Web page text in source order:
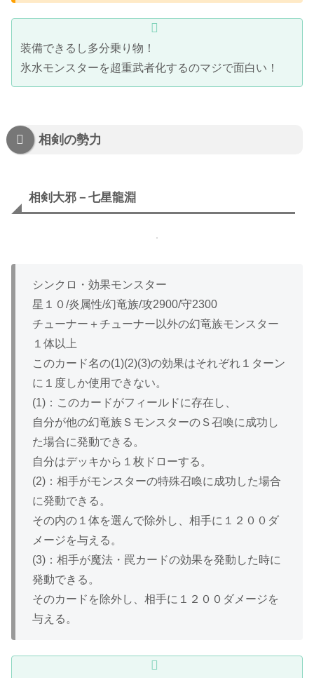
装備できるし多分乗り物！
氷水モンスターを超重武者化するのマジで面白い！
相剣の勢力
相剣大邪－七星龍淵
シンクロ・効果モンスター
星１０/炎属性/幻竜族/攻2900/守2300
チューナー＋チューナー以外の幻竜族モンスター
１体以上
このカード名の(1)(2)(3)の効果はそれぞれ１ターン
に１度しか使用できない。
(1)：このカードがフィールドに存在し、
自分が他の幻竜族ＳモンスターのＳ召喚に成功し
た場合に発動できる。
自分はデッキから１枚ドローする。
(2)：相手がモンスターの特殊召喚に成功した場合
に発動できる。
その内の１体を選んで除外し、相手に１２００ダ
メージを与える。
(3)：相手が魔法・罠カードの効果を発動した時に
発動できる。
そのカードを除外し、相手に１２００ダメージを
与える。